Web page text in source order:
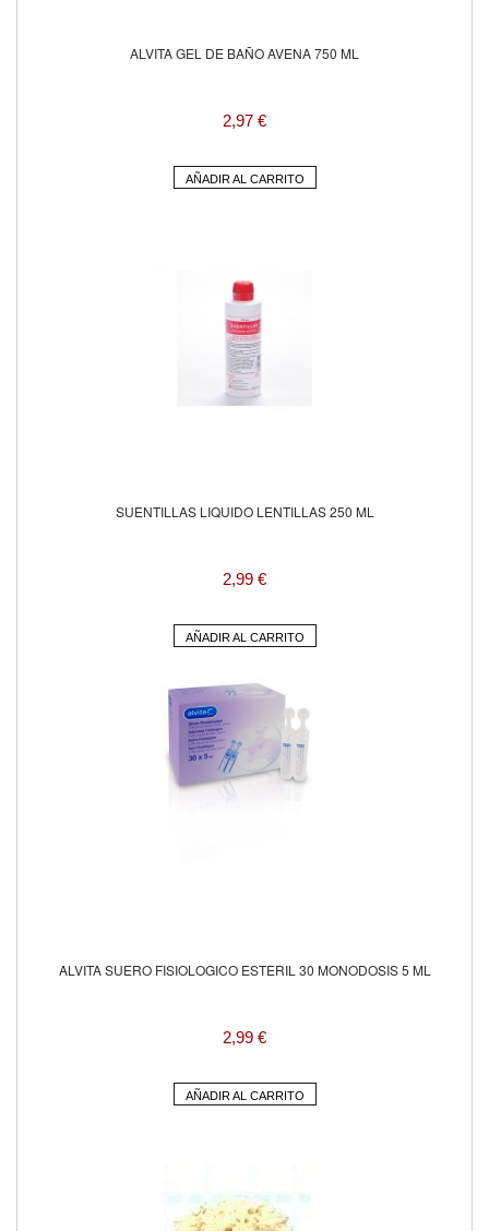
ALVITA GEL DE BAÑO AVENA 750 ML
2,97 €
AÑADIR AL CARRITO
SUENTILLAS LIQUIDO LENTILLAS 250 ML
2,99 €
AÑADIR AL CARRITO
ALVITA SUERO FISIOLOGICO ESTERIL 30 MONODOSIS 5 ML
2,99 €
AÑADIR AL CARRITO